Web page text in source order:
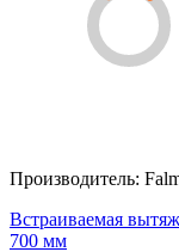
Производитель:
Встраиваемая
700 мм